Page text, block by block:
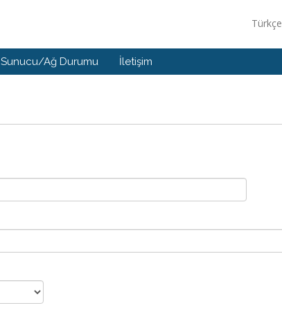
Türkçe
Sunucu/Ağ Durumu İletişim